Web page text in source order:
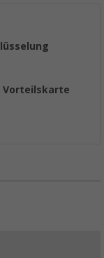
Vorteilskarte